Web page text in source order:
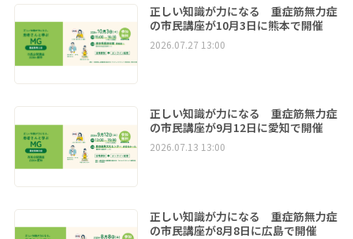
正しい知識が力になる 重症筋無力症
の市民講座が10月3日に熊本で開催
2026.07.27 13:00
正しい知識が力になる 重症筋無力症
の市民講座が9月12日に愛知で開催
2026.07.13 13:00
正しい知識が力になる 重症筋無力症
の市民講座が8月8日に広島で開催